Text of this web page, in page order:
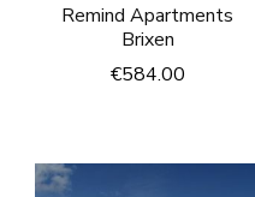
Remind Apartments
Brixen
€584.00